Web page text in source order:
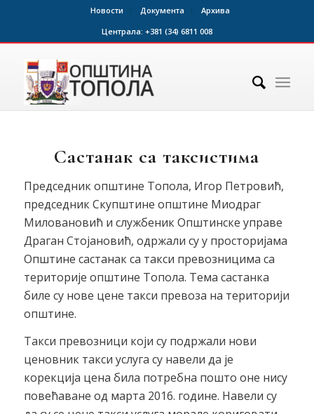
Новости Документа
Архива
Централа: +381 (34) 6811 008
Састанак са таксистима
Председник општине Топола, Игор Петровић,
председник Скупштине општине Миодраг
Миловановић и службеник Општинске управе
Драган Стојановић, одржали су у просторијама
Општине састанак са такси превозницима са
територије општине Топола. Тема састанка
биле су нове цене такси превоза на територији
општине.
Такси превозници који су подржали нови
ценовник такси услуга су навели да је
корекција цена била потребна пошто оне нису
повећаване од марта 2016. године. Навели су